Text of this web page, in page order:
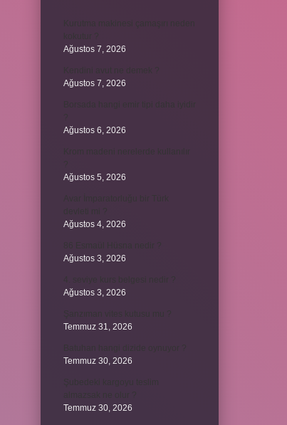
Ağustos 7, 2026
Ağustos 7, 2026
Ağustos 6, 2026
Ağustos 5, 2026
Ağustos 4, 2026
Ağustos 3, 2026
Ağustos 3, 2026
Temmuz 31, 2026
Temmuz 30, 2026
Temmuz 30, 2026